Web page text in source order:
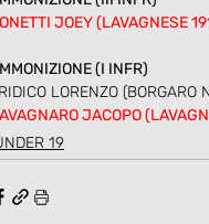
JOEY (LAVAGNESE
(I INFR)
LORENZO (BORGARO
JACOPO
19